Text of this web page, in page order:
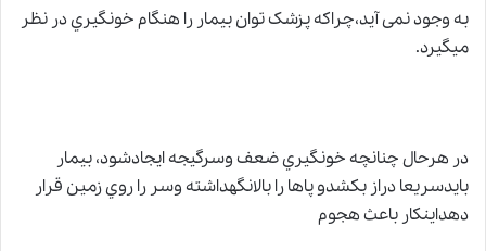
به وجود نمی آید،چراکه پزشک توان بیمار را هنگام خونگیري در نظر
میگیرد.
در هرحال چنانچه خونگیري ضعف وسرگیجه ایجادشود، بیمار
بایدسریعا دراز بکشدو پاها را بالانگهداشته وسر را روي زمین قرار
دهداینکار باعث هجوم